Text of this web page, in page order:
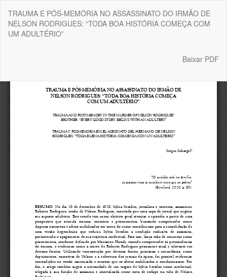
aos
Detalhes
TRAUMA E PÓS-MEMÓRIA NO ASSASSINATO DO IRMÃO DE
NELSON RODRIGUES: “TODA BOA HISTÓRIA COMEÇA COM
UM ADULTÉRIO”
Baixar
Baixar PDF